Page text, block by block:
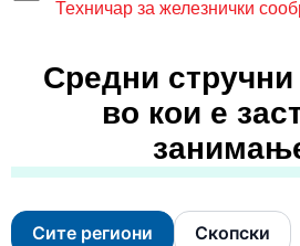
Техничар за железнички
Средни
во кои е
Сите региони Скопски